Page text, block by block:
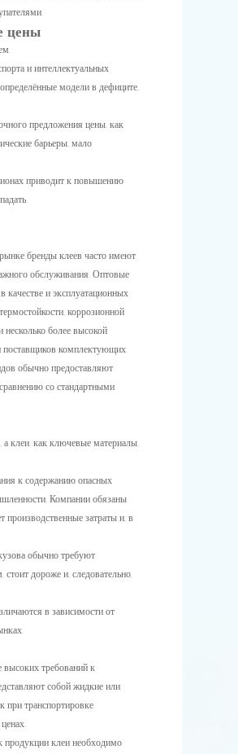
цены
и интеллектуальных
модели в дефиците,
предложения цены, как
барьеры, мало
приводит к повышению
бренды клеев часто имеют
обслуживания. Оптовые
и эксплуатационных
коррозионной
более высокой
поставщиков комплектующих.
обычно предоставляют
со стандартными
клеи, как ключевые материалы,
к содержанию опасных
Компании обязаны
производственные затраты и, в
обычно требуют
дороже и, следовательно,
в зависимости от
требований к
собой жидкие или
транспортировке.
продукции клеи необходимо